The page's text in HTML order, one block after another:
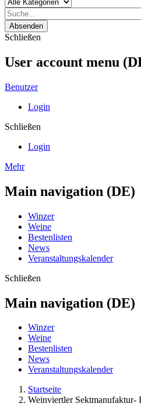
Absenden
Schließen
User account menu
Benutzer
Login
Schließen
Login
Mehr
Main navigation (DE)
Winzer
Weine
Bestenlisten
News
Veranstaltungskalender
Schließen
Main navigation (DE)
Winzer
Weine
Bestenlisten
News
Veranstaltungskalender
Startseite
Weinviertler Sektmanufaktur-